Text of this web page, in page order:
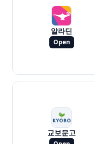
알라딘
Open
교보문고